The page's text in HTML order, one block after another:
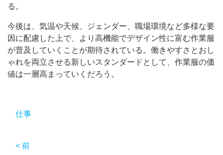
る。
今後は、気温や天候、ジェンダー、職場環境など多様な要
因に配慮した上で、より高機能でデザイン性に富む作業服
が普及していくことが期待されている。働きやすさとおし
ゃれを両立させる新しいスタンダードとして、作業服の価
値は一層高まっていくだろう。
仕事
< 前